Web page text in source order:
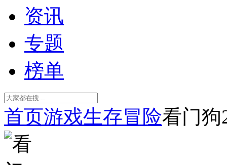
资讯
专题
榜单
首页游戏生存冒险看门狗